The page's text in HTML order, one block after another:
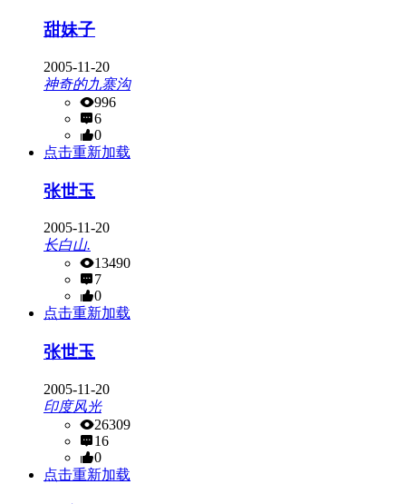
甜妹子
2005-11-20
神奇的九寨沟
996
6
0
点击重新加载
张世玉
2005-11-20
长白山.
13490
7
0
点击重新加载
张世玉
2005-11-20
印度风光
26309
16
0
点击重新加载